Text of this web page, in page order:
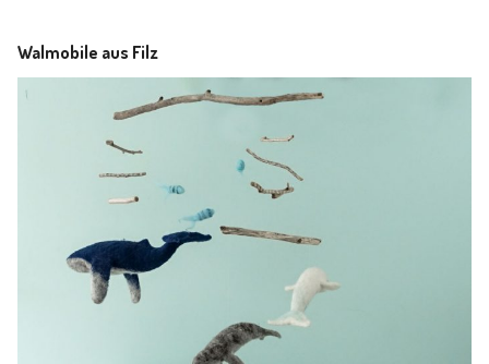
Walmobile aus Filz